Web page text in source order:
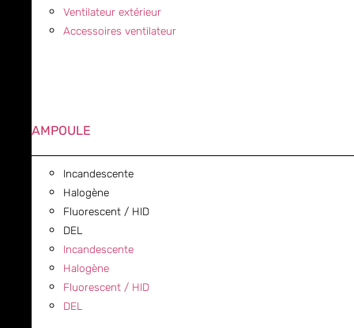
Ventilateur extérieur
Accessoires ventilateur
AMPOULE
Incandescente
Halogène
Fluorescent / HID
DEL
Incandescente
Halogène
Fluorescent / HID
DEL